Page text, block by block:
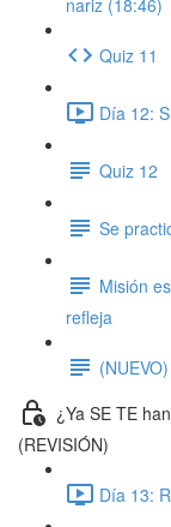
nariz (18:46)
Quiz 11
Día 12:
Quiz 12
Se
Misión
refleja
¿Ya SE TE
(REVISIÓN)
Día 13: